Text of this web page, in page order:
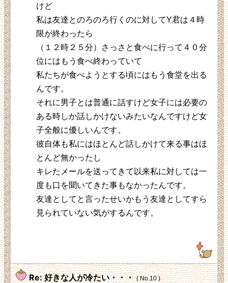
けど
私は友達とのろのろ行くのに対してY君は４時
限が終わったら
（１２時２５分）さっさと食べに行って４０分
位にはもう食べ終わっていて
私たちが食べようとする頃にはもう食堂を出る
んです。
それに男子とは普通に話すけど女子には必要の
ある時しか話しかけないみたいなんですけど女
子全般に優しいんです。
彼自体も私にはほとんど話しかけて来る事はほ
とんど無かったし
キレたメールを送ってきて以来私に対しては一
度も口を聞いてきた事もなかったんです。
友達としてと言ったせいかもう友達としてすら
見られていない気がするんです。
Re: 好きな人が冷たい・・・ ( No.10 )